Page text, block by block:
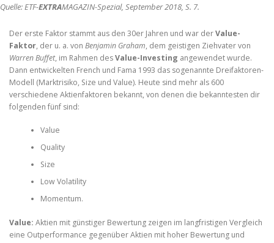
Quelle: ETF-EXTRAMAGAZIN-Spezial, September 2018, S. 7.
Der erste Faktor stammt aus den 30er Jahren und war derValue-
Faktor, der u. a. von Benjamin Graham, dem geistigen Ziehvater von
Warren Buffet, im Rahmen desValue-Investing angewendet wurde.
Dann entwickelten French und Fama 1993 das sogenannte Dreifaktoren-
Modell (Marktrisiko, Size und Value). Heute sind mehr als 600
verschiedene Aktienfaktoren bekannt, von denen die bekanntesten dir
folgenden fünf sind:
Value
Quality
Size
Low Volatility
Momentum.
Value: Aktien mit günstiger Bewertung zeigen im langfristigen Vergleich
eine Outperformance gegenüber Aktien mit hoher Bewertung und